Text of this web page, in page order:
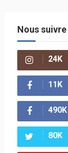
Nous suivre
24K
11K
490K
80K